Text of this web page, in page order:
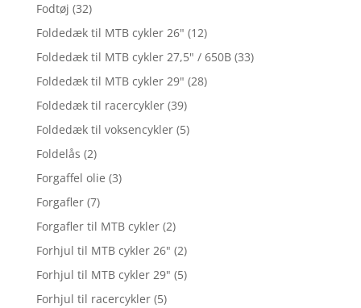
Fodtøj (32)
Foldedæk til MTB cykler 26" (12)
Foldedæk til MTB cykler 27,5" / 650B (33)
Foldedæk til MTB cykler 29" (28)
Foldedæk til racercykler (39)
Foldedæk til voksencykler (5)
Foldelås (2)
Forgaffel olie (3)
Forgafler (7)
Forgafler til MTB cykler (2)
Forhjul til MTB cykler 26" (2)
Forhjul til MTB cykler 29" (5)
Forhjul til racercykler (5)